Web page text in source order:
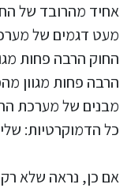
אחיד מהרובד של
מעט דגמים של
החוק הרבה פחות
הרבה פחות מגוון
מבנים של מערכת
כל הדמוקרטיות:
אם כן, נראה שלא